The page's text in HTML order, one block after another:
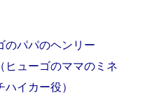
のパパのヘンリー
ヒューゴのママのミネ
ハイカー役）